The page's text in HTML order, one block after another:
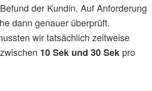
der Kundin. Auf Anforderung
dann genauer überprüft.
wir tatsächlich zeitweise
10 Sek und 30 Sek pro